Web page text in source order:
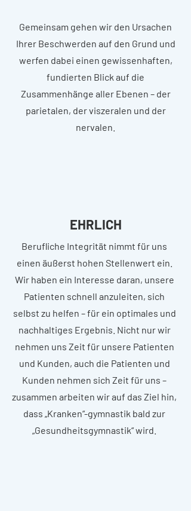
Gemeinsam gehen wir den Ursachen
Ihrer Beschwerden auf den Grund und
werfen dabei einen gewissenhaften,
fundierten Blick auf die
Zusammenhänge aller Ebenen – der
parietalen, der viszeralen und der
nervalen.
EHRLICH
Berufliche Integrität nimmt für uns
einen äußerst hohen Stellenwert ein.
Wir haben ein Interesse daran, unsere
Patienten schnell anzuleiten, sich
selbst zu helfen – für ein optimales und
nachhaltiges Ergebnis. Nicht nur wir
nehmen uns Zeit für unsere Patienten
und Kunden, auch die Patienten und
Kunden nehmen sich Zeit für uns –
zusammen arbeiten wir auf das Ziel hin,
dass „Kranken“-gymnastik bald zur
„Gesundheitsgymnastik“ wird.